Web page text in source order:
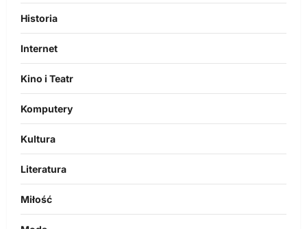
Historia
Internet
Kino i Teatr
Komputery
Kultura
Literatura
Miłość